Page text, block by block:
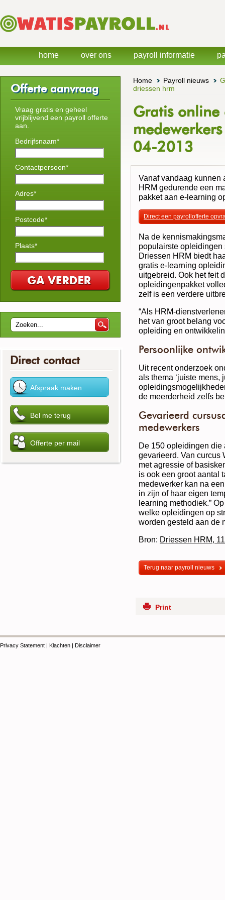
Home Payroll nieuws
driessen hrm
Gratis
04-2013
Vanaf vandaag kunnen
HRM gedurende een
pakket aan e-learning
Direct een payrollofferte
Na de
populairste
Driessen HRM biedt
gratis e-learning
uitgebreid. Ook het feit
opleidingenpakket
zelf is een verdere
“Als HRM-
het van groot belang
opleiding en
Persoonlijke
Uit recent onderzoek
als thema ‘juiste mens,
de meerderheid zelfs
Gevarieerd
medewerkers
De 150 opleidingen
gevarieerd. Van curcus
met agressie of
is ook een groot aantal
medewerker kan na
in zijn of haar eigen
learning methodiek.”
welke opleidingen op
worden gesteld aan de
Bron: Driessen HRM,
Terug naar payroll nieuws
Print
Offerte aanvraag
Vraag gratis en geheel
vrijblijvend een payroll offerte
aan.
Bedrijfsnaam*
Contactpersoon*
Adres*
Postcode*
Plaats*
Direct contact
Privacy Statement | Klachten | Disclaimer
home over ons payroll informatie